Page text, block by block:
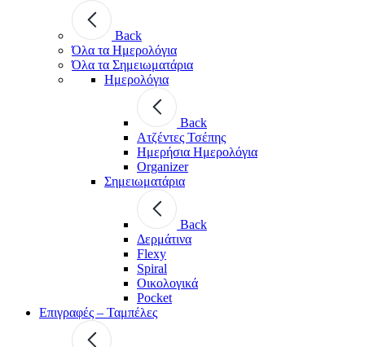
Back
Όλα τα Ημερολόγια
Όλα τα Σημειωματάρια
Ημερολόγια
Back
Ατζέντες Τσέπης
Ημερήσια Ημερολόγια
Organizer
Σημειωματάρια
Back
Δερμάτινα
Flexy
Spiral
Οικολογικά
Pocket
Επιγραφές – Ταμπέλες